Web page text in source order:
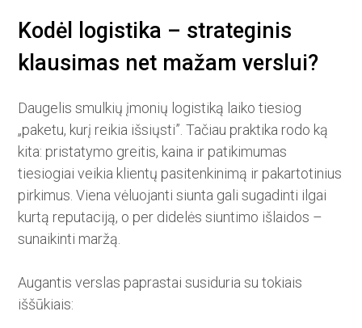
Kodėl logistika – strateginis
klausimas net mažam verslui?
Daugelis smulkių įmonių logistiką laiko tiesiog
„paketu, kurį reikia išsiųsti”. Tačiau praktika rodo ką
kita: pristatymo greitis, kaina ir patikimumas
tiesiogiai veikia klientų pasitenkinimą ir pakartotinius
pirkimus. Viena vėluojanti siunta gali sugadinti ilgai
kurtą reputaciją, o per didelės siuntimo išlaidos –
sunaikinti maržą.
Augantis verslas paprastai susiduria su tokiais
iššūkiais: